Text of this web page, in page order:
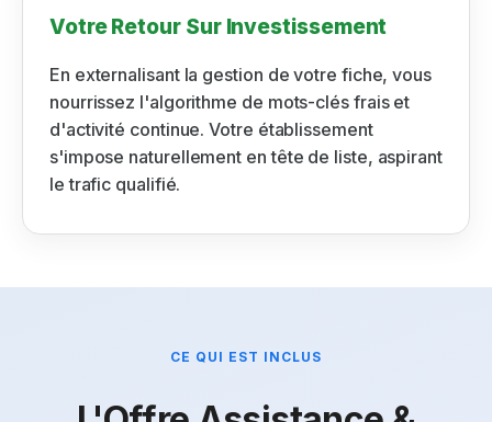
Votre Retour Sur Investissement
En externalisant la gestion de votre fiche, vous
nourrissez l'algorithme de mots-clés frais et
d'activité continue. Votre établissement
s'impose naturellement en tête de liste, aspirant
le trafic qualifié.
CE QUI EST INCLUS